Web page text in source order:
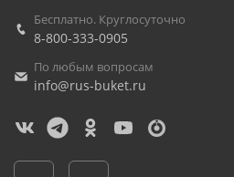
Бесплатно. Круглосуточно
8-800-333-0905
По любым вопросам
info@rus-buket.ru